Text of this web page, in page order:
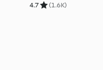
4.7 (1.6K)